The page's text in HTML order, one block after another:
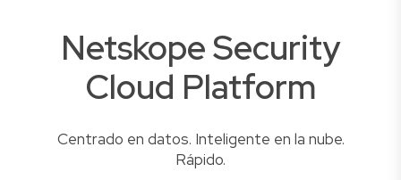
Netskope Security
Cloud Platform
Centrado en datos. Inteligente en la nube.
Rápido.